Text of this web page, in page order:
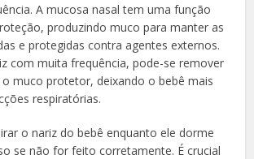
A mucosa nasal tem uma função
produzindo muco para manter as
e protegidas contra agentes externos.
com muita frequência, pode-se remover
muco protetor, deixando o bebê mais
respiratórias.
o nariz do bebê enquanto ele dorme
se não for feito corretamente. É crucial